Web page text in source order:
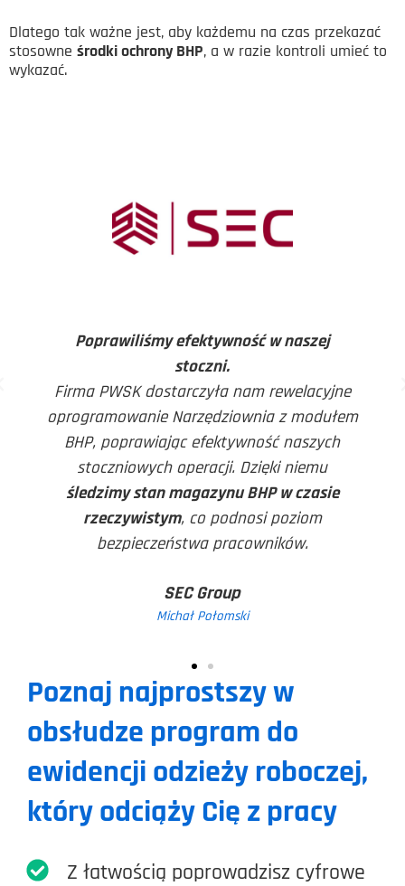
Dlatego tak ważne jest, aby każdemu na czas przekazać
stosowne środki ochrony BHP, a w razie kontroli umieć to
wykazać.
Poprawiliśmy efektywność w naszej
stoczni.
Firma PWSK dostarczyła nam rewelacyjne
oprogramowanie Narzędziownia z modułem
BHP, poprawiając efektywność naszych
stoczniowych operacji. Dzięki niemu
śledzimy stan magazynu BHP w czasie
rzeczywistym, co podnosi poziom
bezpieczeństwa pracowników.
SEC Group
Michał Połomski
Poznaj najprostszy w
obsłudze program do
ewidencji odzieży roboczej,
który odciąży Cię z pracy
Z łatwością poprowadzisz cyfrowe